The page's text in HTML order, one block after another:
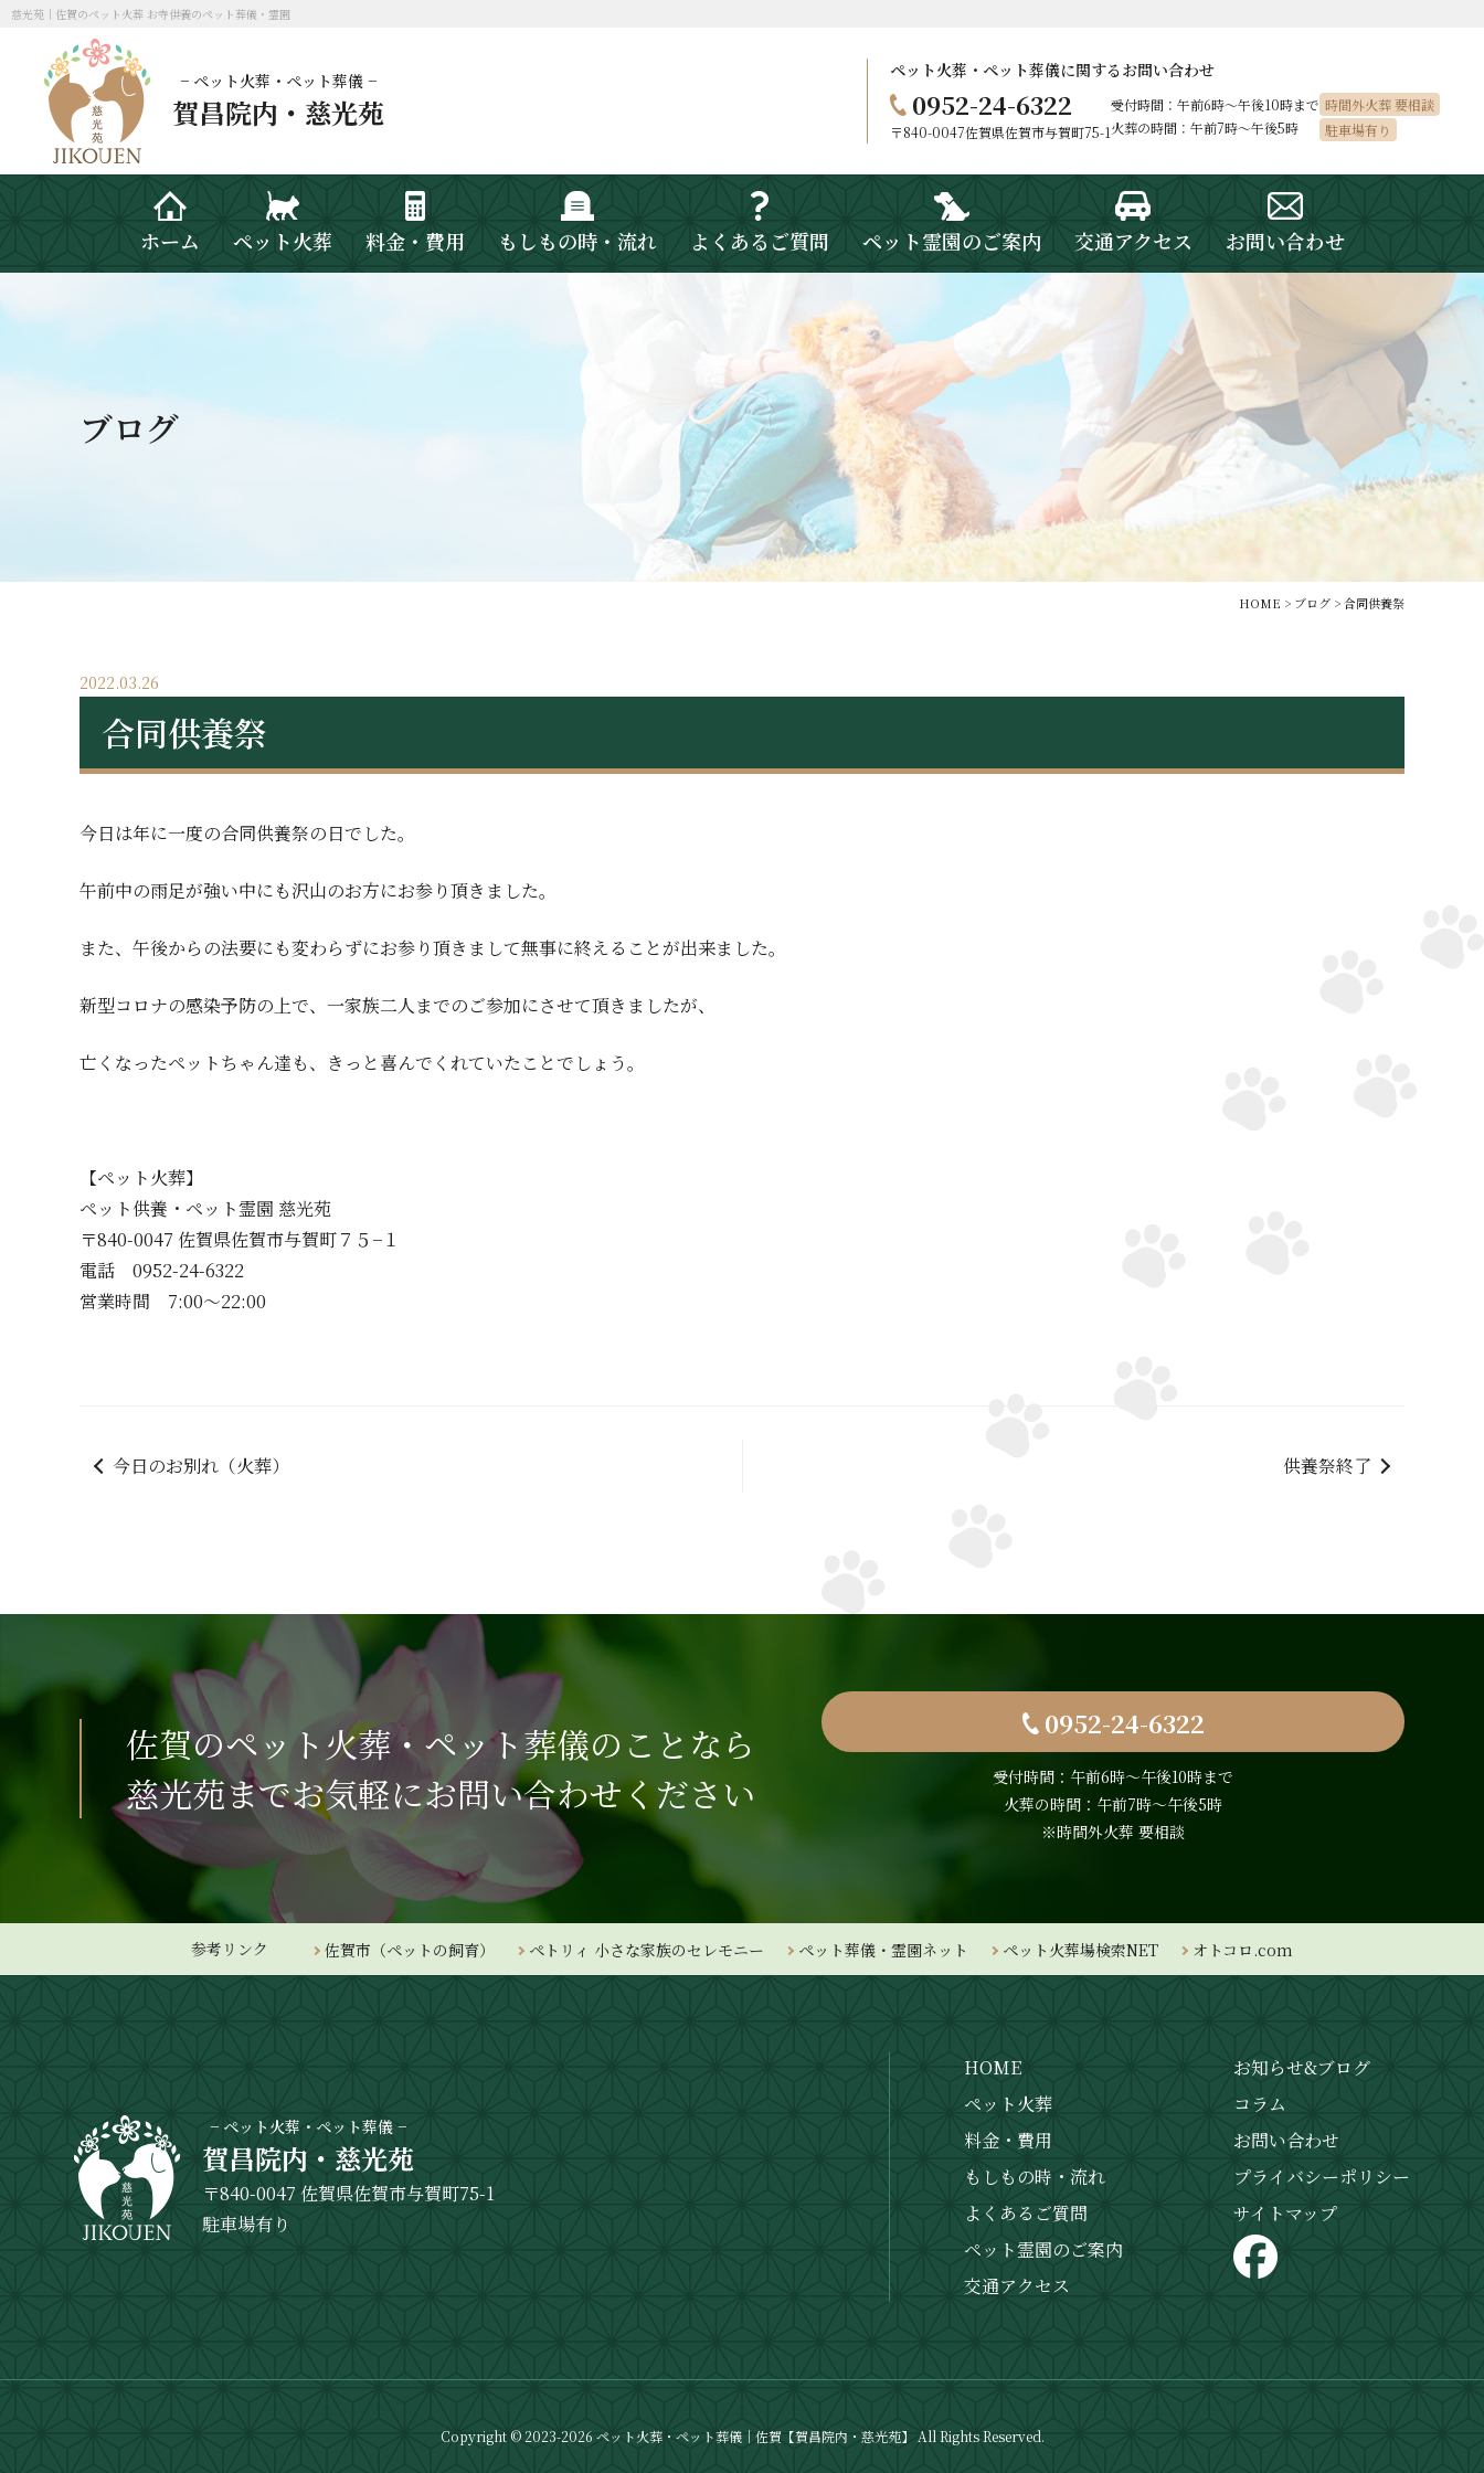
慈光苑｜佐賀のペット火葬 お寺供養のペット葬儀・霊園
− ペット火葬・ペット葬儀 −
賀昌院内・慈光苑
ペット火葬・ペット葬儀に関するお問い合わせ
0952-24-6322
〒840-0047佐賀県佐賀市与賀町75-1
受付時間：午前6時〜午後10時まで
火葬の時間：午前7時～午後5時
時間外火葬 要相談
駐車場有り
ホーム ペット火葬 料金・費用 もしもの時・流れ よくあるご質問 ペット霊園のご案内 交通アクセス お問い合わせ
ブログ
HOME > ブログ >合同供養祭
2022.03.26
合同供養祭
今日は年に一度の合同供養祭の日でした。
午前中の雨足が強い中にも沢山のお方にお参り頂きました。
また、午後からの法要にも変わらずにお参り頂きまして無事に終えることが出来ました。
新型コロナの感染予防の上で、一家族二人までのご参加にさせて頂きましたが、
亡くなったペットちゃん達も、きっと喜んでくれていたことでしょう。
【ペット火葬】
ペット供養・ペット霊園 慈光苑
〒840-0047 佐賀県佐賀市与賀町７５−１
電話 0952-24-6322
営業時間 7:00～22:00
今日のお別れ（火葬） 供養祭終了
佐賀のペット火葬・ペット葬儀のことなら
慈光苑までお気軽にお問い合わせください
0952-24-6322
受付時間：午前6時〜午後10時まで
火葬の時間：午前7時～午後5時
※時間外火葬 要相談
参考リンク 佐賀市（ペットの飼育） ペトリィ 小さな家族のセレモニー ペット葬儀・霊園ネット ペット火葬場検索NET オトコロ.com
− ペット火葬・ペット葬儀 −
賀昌院内・慈光苑
〒840-0047 佐賀県佐賀市与賀町75-1
駐車場有り
HOME
ペット火葬
料金・費用
もしもの時・流れ
よくあるご質問
ペット霊園のご案内
交通アクセス
お知らせ&ブログ
コラム
お問い合わせ
プライバシーポリシー
サイトマップ
Copyright © 2023-2026 ペット火葬・ペット葬儀｜佐賀【賀昌院内・慈光苑】 All Rights Reserved.